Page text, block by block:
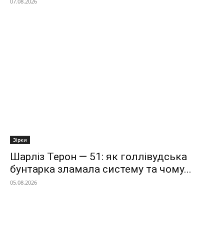
Зірки
Шарліз Терон — 51: як голлівудська
бунтарка зламала систему та чому...
05.08.2026